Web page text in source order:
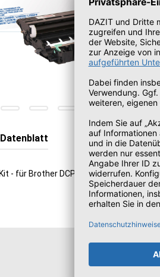
Datenblatt
- für Brother DCP-7055, 7057, 7060,